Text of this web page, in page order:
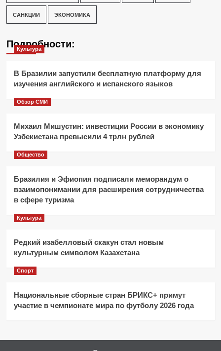
САНКЦИИ ЭКОНОМИКА
Подробности:
Культура
В Бразилии запустили бесплатную платформу для
изучения английского и испанского языков
Обзор СМИ
Михаил Мишустин: инвестиции России в экономику
Узбекистана превысили 4 трлн рублей
Общество
Бразилия и Эфиопия подписали меморандум о
взаимопонимании для расширения сотрудничества
в сфере туризма
Культура
Редкий изабелловый скакун стал новым
культурным символом Казахстана
Спорт
Национальные сборные стран БРИКС+ примут
участие в чемпионате мира по футболу 2026 года